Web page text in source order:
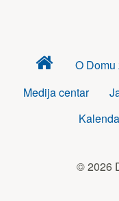
Dom
zdravlja
O
Medija centar
© 2026